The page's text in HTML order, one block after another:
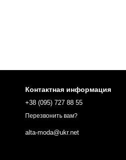
Контактная информация
+38 (095) 727 88 55
Перезвонить вам?
alta-moda@ukr.net